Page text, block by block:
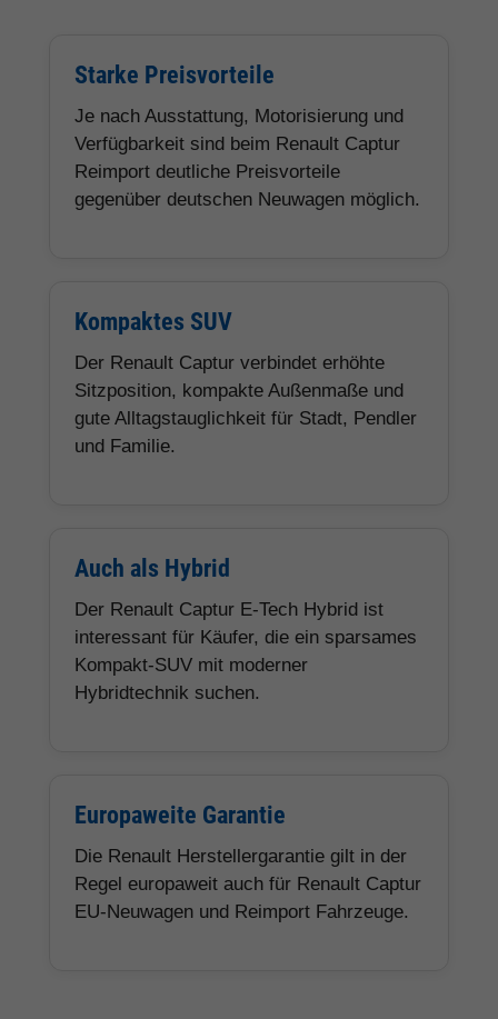
Starke Preisvorteile
Je nach Ausstattung, Motorisierung und
Verfügbarkeit sind beim Renault Captur
Reimport deutliche Preisvorteile
gegenüber deutschen Neuwagen möglich.
Kompaktes SUV
Der Renault Captur verbindet erhöhte
Sitzposition, kompakte Außenmaße und
gute Alltagstauglichkeit für Stadt, Pendler
und Familie.
Auch als Hybrid
Der Renault Captur E-Tech Hybrid ist
interessant für Käufer, die ein sparsames
Kompakt-SUV mit moderner
Hybridtechnik suchen.
Europaweite Garantie
Die Renault Herstellergarantie gilt in der
Regel europaweit auch für Renault Captur
EU-Neuwagen und Reimport Fahrzeuge.